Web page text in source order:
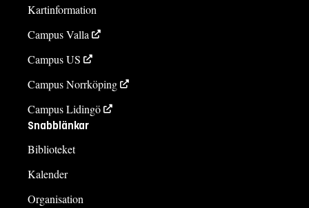
Kartinformation
Campus Valla
Campus US
Campus Norrköping
Campus Lidingö
Snabblänkar
Biblioteket
Kalender
Organisation